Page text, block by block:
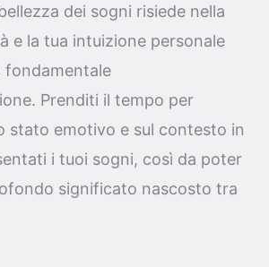
dei sogni risiede nella
e la tua intuizione personale
fondamentale
Prenditi il tempo per
stato emotivo e sul contesto in
i tuoi sogni, così da poter
significato nascosto tra